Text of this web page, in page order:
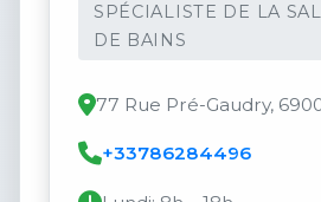
SPÉCIALISTE DE LA
DE BAINS
77 Rue Pré-Gaudry,
+33786284496